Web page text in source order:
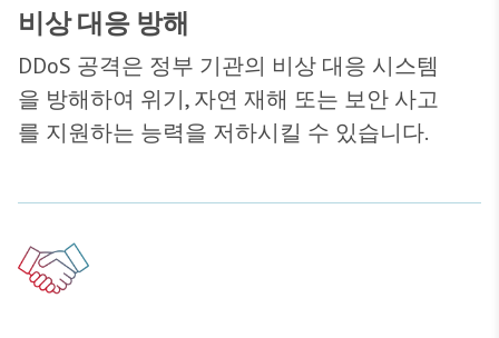
비상 대응 방해
DDoS 공격은 정부 기관의 비상 대응 시스템
을 방해하여 위기, 자연 재해 또는 보안 사고
를 지원하는 능력을 저하시킬 수 있습니다.